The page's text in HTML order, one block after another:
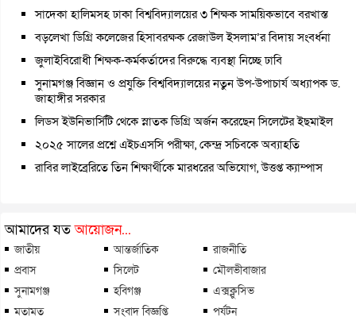
সাদেকা হালিমসহ ঢাকা বিশ্ববিদ্যালয়ের ৩ শিক্ষক সাময়িকভাবে বরখাস্ত
বড়লেখা ডিগ্রি কলেজের হিসাবরক্ষক রেজাউল ইসলাম’র বিদায় সংবর্ধনা
জুলাইবিরোধী শিক্ষক-কর্মকর্তাদের বিরুদ্ধে ব্যবস্থা নিচ্ছে ঢাবি
সুনামগঞ্জ বিজ্ঞান ও প্রযুক্তি বিশ্ববিদ্যালয়ের নতুন উপ-উপাচার্য অধ্যাপক ড.
জাহাঙ্গীর সরকার
লিডস ইউনিভার্সিটি থেকে স্নাতক ডিগ্রি অর্জন করেছেন সিলেটের ইছমাইল
২০২৫ সালের প্রশ্নে এইচএসসি পরীক্ষা, কেন্দ্র সচিবকে অব্যাহতি
রাবির লাইব্রেরিতে তিন শিক্ষার্থীকে মারধরের অভিযোগ, উত্তপ্ত ক্যাম্পাস
আমাদের যতআয়োজন...
জাতীয় আন্তর্জাতিক
রাজনীতি
প্রবাস
সিলেট
মৌলভীবাজার
সুনামগঞ্জ
হবিগঞ্জ
এক্সক্লুসিভ
মতামত
সংবাদ বিজ্ঞপ্তি পর্যটন